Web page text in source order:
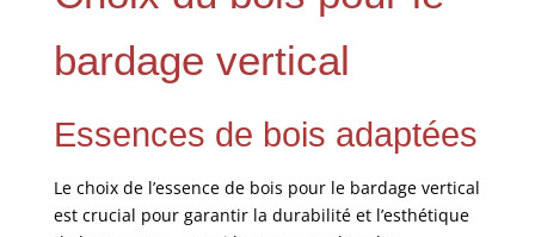
bardage vertical
Essences de bois adaptées
Le choix de l’essence de bois pour le bardage vertical
est crucial pour garantir la durabilité et l’esthétique